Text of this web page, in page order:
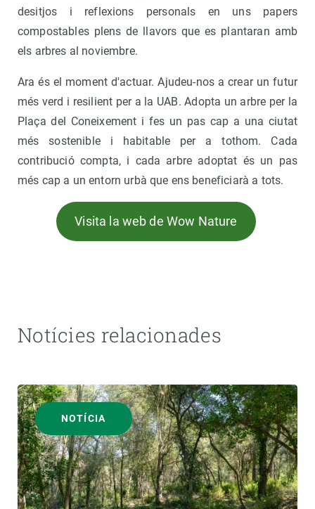
desitjos i reflexions personals en uns papers
compostables plens de llavors que es plantaran amb
els arbres al noviembre.
Ara és el moment d'actuar. Ajudeu-nos a crear un futur
més verd i resilient per a la UAB. Adopta un arbre per la
Plaça del Coneixement i fes un pas cap a una ciutat
més sostenible i habitable per a tothom. Cada
contribució compta, i cada arbre adoptat és un pas
més cap a un entorn urbà que ens beneficiarà a tots.
Visita la web de Wow Nature
Notícies relacionades
NOTÍCIA